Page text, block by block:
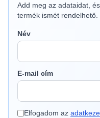
Add meg az adataidat,
termék ismét rendelhető.
Név
E-mail cím
Elfogadom az